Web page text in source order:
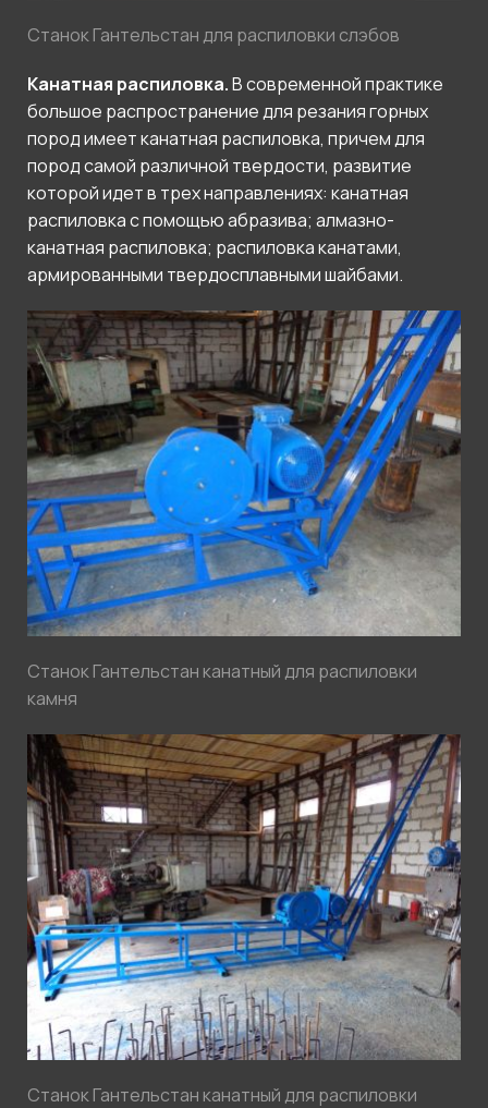
Станок Гантельстан для распиловки слэбов
Канатная распиловка.В современной практике
большое распространение для резания горных
пород имеет канатная распиловка, причем для
пород самой различной твердости, развитие
которой идет в трех направлениях: канатная
распиловка с помощью абразива; алмазно-
канатная распиловка; распиловка канатами,
армированными твердосплавными шайбами.
Станок Гантельстан канатный для распиловки
камня
Станок Гантельстан канатный для распиловки